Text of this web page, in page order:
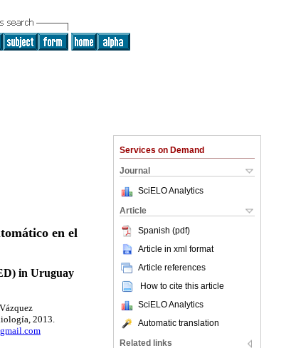
Services on Demand
Journal
SciELO Analytics
Article
Spanish (pdf)
Article in xml format
Article references
How to cite this article
SciELO Analytics
Automatic translation
Related links
en el
in Uruguay
2013.